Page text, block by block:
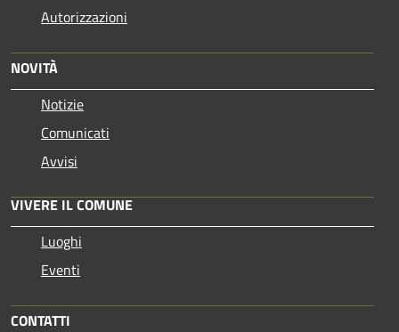
Autorizzazioni
NOVITÀ
Notizie
Comunicati
Avvisi
VIVERE IL COMUNE
Luoghi
Eventi
CONTATTI